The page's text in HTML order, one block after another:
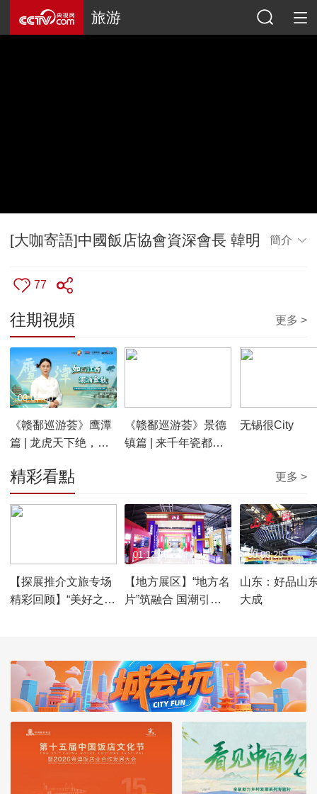
旅游
[大咖寄語]中國飯店協會資深會長 韓明 簡介
77
往期視頻 更多 >
《赣鄱巡游荟》鹰潭
篇 | 龙虎天下绝，鹰
00:07:50
《赣鄱巡游荟》景德
镇篇 | 来千年瓷都，
无锡很City
精彩看點 更多 >
【探展推介文旅专场
精彩回顾】“美好之
【地方展区】“地方名
片”筑融合 国潮引领
01:12:56
山东：好品山
大成
00:08:28